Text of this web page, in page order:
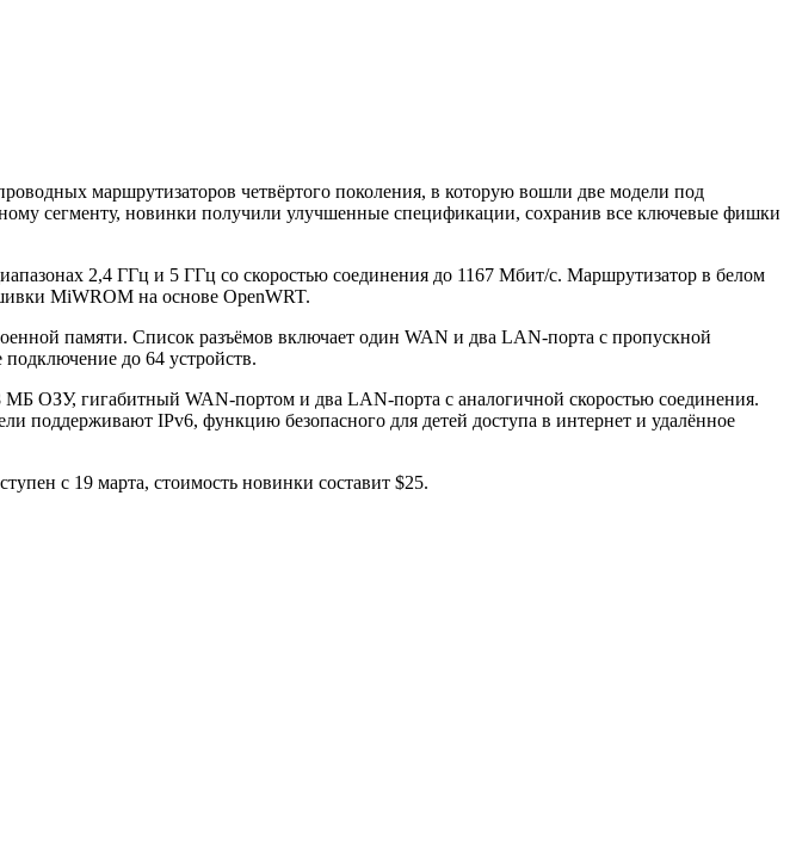
маршрутизаторов четвёртого поколения, в которую вошли две модели под
сегменту, новинки получили улучшенные спецификации, сохранив все ключевые фишки
2,4 ГГц и 5 ГГц со скоростью соединения до 1167 Мбит/с. Маршрутизатор в белом
MiWROM на основе OpenWRT.
памяти. Список разъёмов включает один WAN и два LAN-порта с пропускной
до 64 устройств.
ОЗУ, гигабитный WAN-портом и два LAN-порта с аналогичной скоростью соединения.
поддерживают IPv6, функцию безопасного для детей доступа в интернет и удалённое
с 19 марта, стоимость новинки составит $25.